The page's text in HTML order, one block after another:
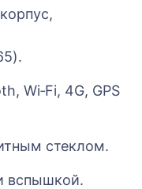
Wi‑Fi, 4G, GPS
стеклом.
вспышкой.